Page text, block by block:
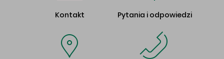
Kontakt Pytania i odpowiedzi